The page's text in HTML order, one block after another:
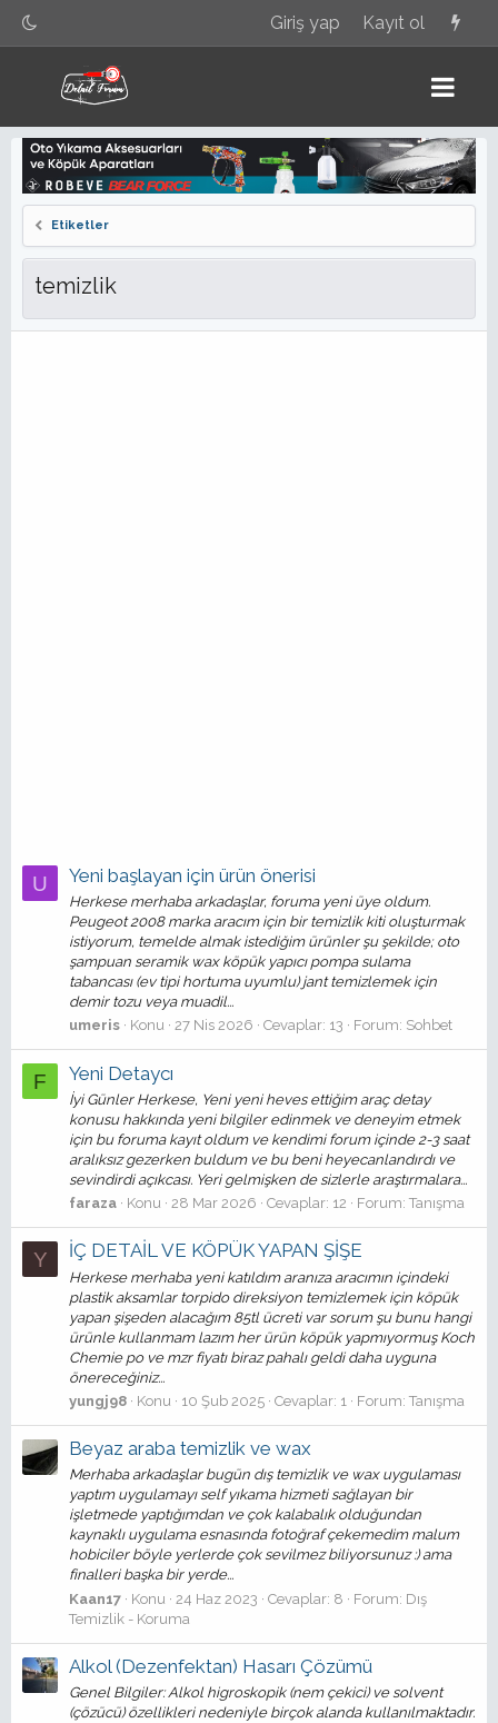
Giriş yap Kayıt ol
Etiketler
temizlik
U Yeni başlayan için ürün önerisi
Herkese merhaba arkadaşlar, foruma yeni üye oldum.
Peugeot 2008 marka aracım için bir temizlik kiti oluşturmak
istiyorum, temelde almak istediğim ürünler şu şekilde; oto
şampuan seramik wax köpük yapıcı pompa sulama
tabancası (ev tipi hortuma uyumlu) jant temizlemek için
demir tozu veya muadil...
umeris
Konu 27 Nis 2026 Cevaplar: 13 Forum: Sohbet
F Yeni Detaycı
İyi Günler Herkese, Yeni yeni heves ettiğim araç detay
konusu hakkında yeni bilgiler edinmek ve deneyim etmek
için bu foruma kayıt oldum ve kendimi forum içinde 2-3 saat
aralıksız gezerken buldum ve bu beni heyecanlandırdı ve
sevindirdi açıkcası. Yeri gelmişken de sizlerle araştırmalara...
faraza
Konu 28 Mar 2026 Cevaplar: 12 Forum: Tanışma
Y İÇ DETAİL VE KÖPÜK YAPAN ŞİŞE
Herkese merhaba yeni katıldım aranıza aracımın içindeki
plastik aksamlar torpido direksiyon temizlemek için köpük
yapan şişeden alacağım 85tl ücreti var sorum şu bunu hangi
ürünle kullanmam lazım her ürün köpük yapmıyormuş Koch
Chemie po ve mzr fiyatı biraz pahalı geldi daha uyguna
önereceğiniz...
yungj98
Konu 10 Şub 2025 Cevaplar: 1 Forum: Tanışma
Beyaz araba temizlik ve wax
Merhaba arkadaşlar bugün dış temizlik ve wax uygulaması
yaptım uygulamayı self yıkama hizmeti sağlayan bir
işletmede yaptığımdan ve çok kalabalık olduğundan
kaynaklı uygulama esnasında fotoğraf çekemedim malum
hobiciler böyle yerlerde çok sevilmez biliyorsunuz :) ama
finalleri başka bir yerde...
Kaan17
Konu 24 Haz 2023 Cevaplar: 8 Forum: Dış
Temizlik - Koruma
Alkol (Dezenfektan) Hasarı Çözümü
Genel Bilgiler: Alkol higroskopik (nem çekici) ve solvent
(çözücü) özellikleri nedeniyle birçok alanda kullanılmaktadır.